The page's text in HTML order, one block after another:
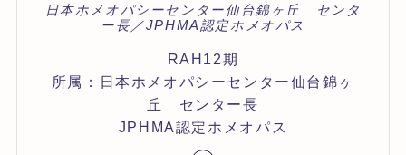
日本ホメオパシーセンター仙台錦ヶ丘 センタ
ー長／JPHMA認定ホメオパス
RAH12期
所属：日本ホメオパシーセンター仙台錦ヶ
丘 センター長
JPHMA認定ホメオパス